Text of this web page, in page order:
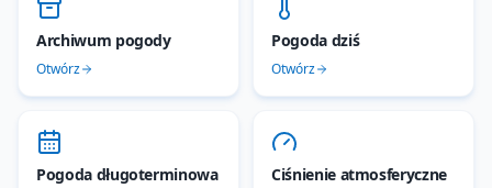
Archiwum pogody
Otwórz
Pogoda dziś
Otwórz
Pogoda długoterminowa Ciśnienie atmosferyczne